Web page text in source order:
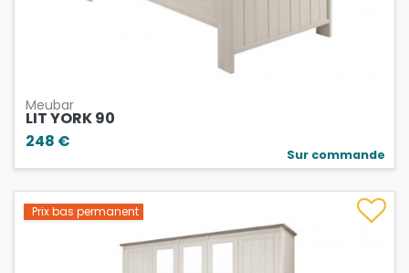
Meubar
LIT YORK 90
248 €
Sur commande
Prix bas permanent